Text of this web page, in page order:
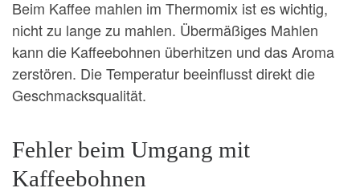
Beim Kaffee mahlen im Thermomix ist es wichtig,
nicht zu lange zu mahlen. Übermäßiges Mahlen
kann die Kaffeebohnen überhitzen und das Aroma
zerstören. Die Temperatur beeinflusst direkt die
Geschmacksqualität.
Fehler beim Umgang mit
Kaffeebohnen